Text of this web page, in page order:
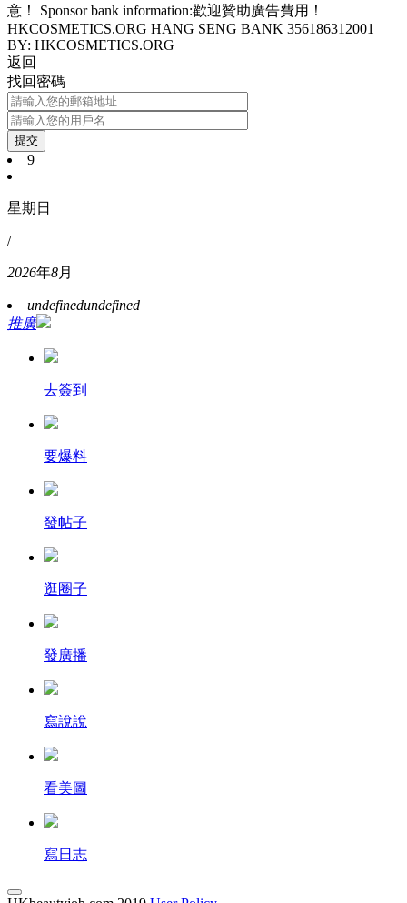
意！ Sponsor bank information:歡迎贊助廣告費用！
HKCOSMETICS.ORG HANG SENG BANK 356186312001
BY: HKCOSMETICS.ORG
返回
找回密碼
提交
9
星期日
/
2026年8月
undefinedundefined
推廣
去簽到
要爆料
發帖子
逛圈子
發廣播
寫說說
看美圖
寫日志